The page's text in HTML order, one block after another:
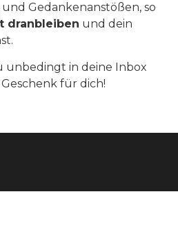
Gedankenanstößen, so
dranbleiben und dein
unbedingt in deine Inbox
für dich!